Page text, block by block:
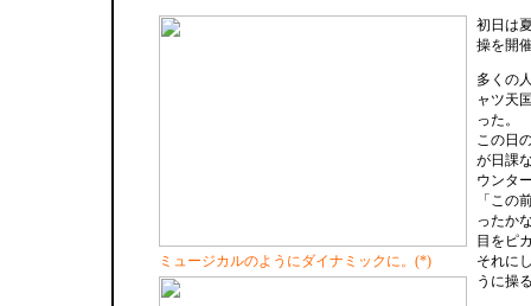
ミュージカルのようにダイナミックに。(*)
初日は
操を開
多くの
ャツ天
った。
この日
が日課
ウンタ
「この
ったか
目をピ
それに
うに操